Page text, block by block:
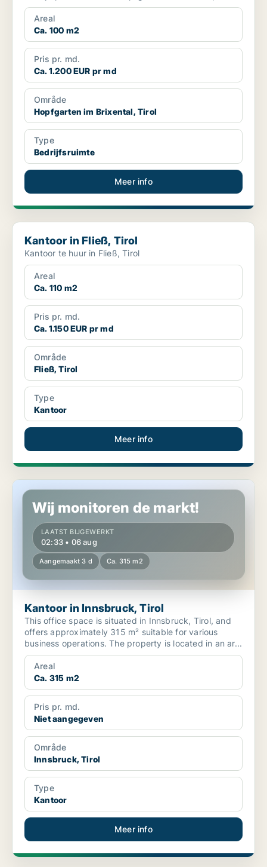
Areal
Ca. 100 m2
Pris pr. md.
Ca. 1.200 EUR pr md
Område
Hopfgarten im Brixental, Tirol
Type
Bedrijfsruimte
Meer info
Kantoor in Fließ, Tirol
Kantoor in Fließ, Tirol
Kantoor te huur in Fließ, Tirol
Areal
Ca. 110 m2
Pris pr. md.
Ca. 1.150 EUR pr md
Område
Fließ, Tirol
Type
Kantoor
Meer info
Kantoor in Innsbruck, Tirol
Wij monitoren de markt!
LAATST BIJGEWERKT
02:33 • 06 aug
Aangemaakt 3 d Ca. 315 m2
Kantoor in Innsbruck, Tirol
This office space is situated in Innsbruck, Tirol, and
offers approximately 315 m² suitable for various
business operations. The property is located in an ar...
Areal
Ca. 315 m2
Pris pr. md.
Niet aangegeven
Område
Innsbruck, Tirol
Type
Kantoor
Meer info